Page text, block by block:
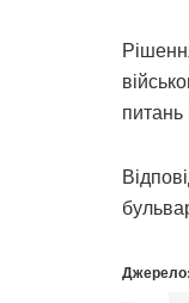
питань
Джерело: